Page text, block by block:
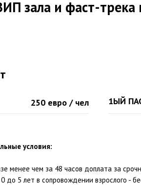
зала и фаст-
250 евро / чел 1ЫЙ
условия:
менее чем за 48 часов доплата за
до 5 лет в сопровождении взрослого -